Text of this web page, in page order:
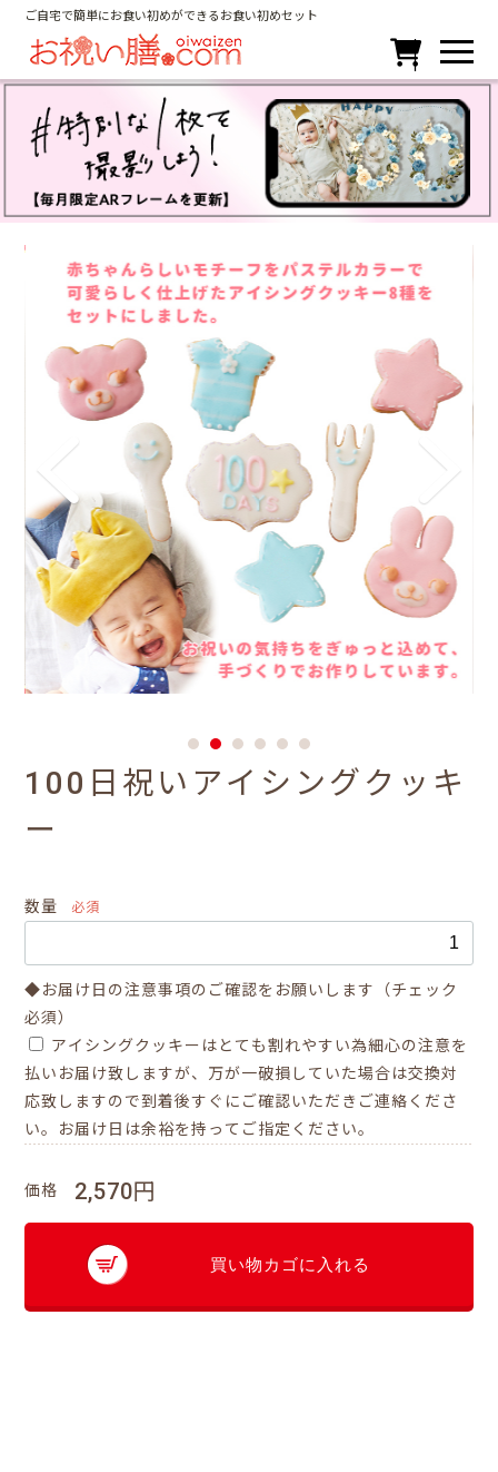
ご自宅で簡単にお食い初めができるお食い初めセット

100日祝いアイシングクッキ
ー
数量 必須
◆お届け日の注意事項のご確認をお願いします（チェック
必須）
アイシングクッキーはとても割れやすい為細心の注意を
払いお届け致しますが、万が一破損していた場合は交換対
応致しますので到着後すぐにご確認いただきご連絡くださ
い。お届け日は余裕を持ってご指定ください。
価格 2,570円
買い物カゴに入れる